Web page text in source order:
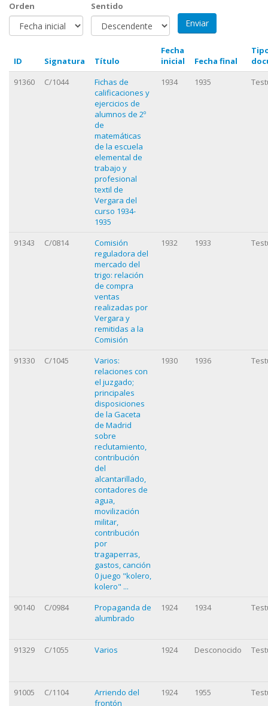
Orden Sentido
ID Signatura Título
Fecha
inicial
Fecha final
91360
C/1044
Fichas de
calificaciones y
ejercicios de
alumnos de 2º
de
matemáticas
de la escuela
elemental de
trabajo y
profesional
textil de
Vergara del
curso 1934-
1935
1934 1935
91343 C/0814
Comisión
reguladora del
mercado del
trigo: relación
de compra
ventas
realizadas por
Vergara y
remitidas a la
Comisión
1932 1933
91330 C/1045
Varios:
relaciones con
el juzgado;
principales
disposiciones
de la Gaceta
de Madrid
sobre
reclutamiento,
contribución
del
alcantarillado,
contadores de
agua,
movilización
militar,
contribución
por
tragaperras,
gastos, canción
0 juego "kolero,
kolero" ...
1930 1936
90140 C/0984
Propaganda de
alumbrado
1924 1934
91329 C/1055 Varios 1924 Desconocido
91005 C/1104
Arriendo del
frontón
1924 1955